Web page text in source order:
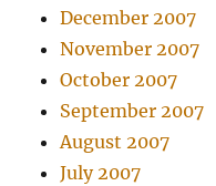
December 2007
November 2007
October 2007
September 2007
August 2007
July 2007